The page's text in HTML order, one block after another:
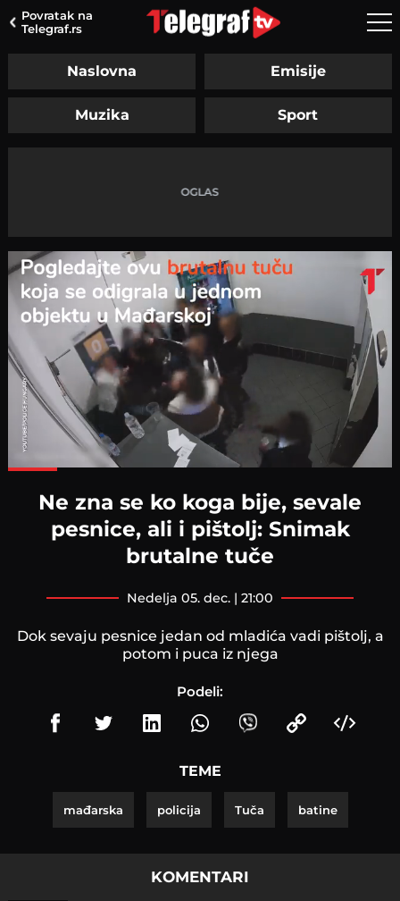
Povratak na
Telegraf.rs
Naslovna Emisije
Muzika Sport
Ne zna se ko koga bije, sevale
pesnice, ali i pištolj: Snimak
brutalne tuče
nedelja 05. dec. | 21:00
Dok sevaju pesnice jedan od mladića vadi pištolj, a
potom i puca iz njega
Podeli:
TEME
mađarska policija Tuča batine
KOMENTARI